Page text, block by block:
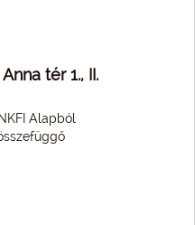
tér 1., II.
Alapból